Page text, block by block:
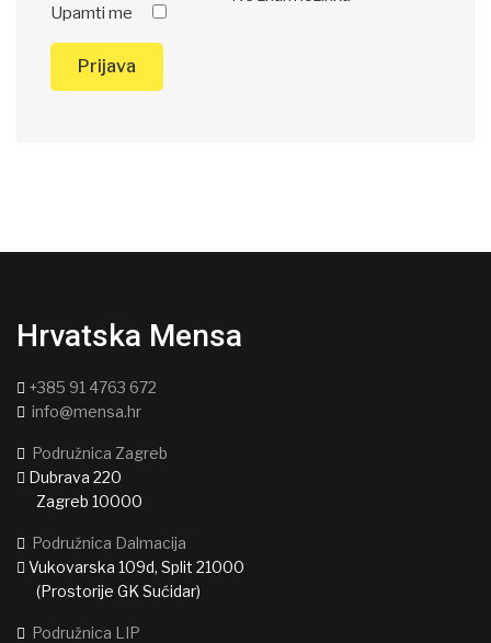
Upamti me
Prijava
Hrvatska Mensa
+385 91 4763 672
info@mensa.hr
Podružnica Zagreb
Dubrava 220
Zagreb 10000
Podružnica Dalmacija
Vukovarska 109d, Split 21000
(Prostorije GK Sućidar)
Podružnica LIP